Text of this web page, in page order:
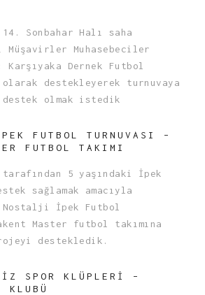
Sonbahar Halı saha
Müşavirler Muhasebeciler
Dernek Futbol
olarak destekleyerek turnuvaya
destek olmak istedik
FUTBOL TURNUVASI –
FUTBOL TAKIMI
5 yaşındaki İpek
sağlamak amacıyla
Nostalji İpek Futbol
Master futbol takımına
destekledik.
SPOR KLÜPLERI –
KLUBÜ